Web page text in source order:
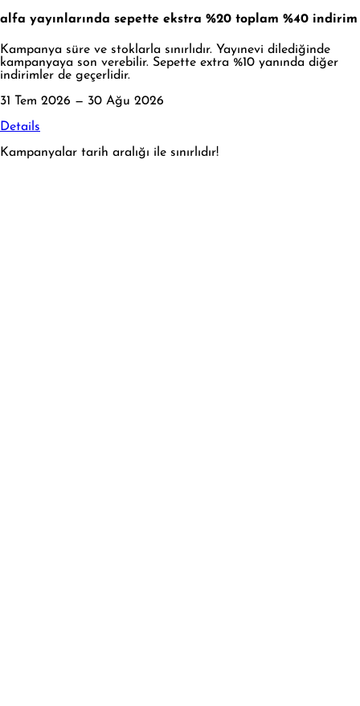
alfa yayınlarında sepette ekstra %20 toplam %40 indirim
Kampanya süre ve stoklarla sınırlıdır. Yayınevi dilediğinde
kampanyaya son verebilir. Sepette extra %10 yanında diğer
indirimler de geçerlidir.
31 Tem 2026 — 30 Ağu 2026
Details
Kampanyalar tarih aralığı ile sınırlıdır!